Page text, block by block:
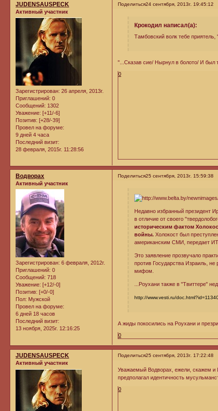
Поделиться24 сентября, 2013г. 19:45:12
JUDENSAUSPECK
Активный участник
Зарегистрирован: 26 апреля, 2013г.
Приглашений: 0
Сообщений: 1302
Уважение: [+11/-6]
Позитив: [+28/-39]
Провел на форуме:
9 дней 4 часа
Последний визит:
28 февраля, 2015г. 11:28:56
Крокодил написал(а):
Тамбовский волк тебе
"...Сказав сие/ Нырнул в болото/ И был
0
Поделиться25 сентября, 2013г. 15:59:38
Водворах
Активный участник
Зарегистрирован: 6 февраля, 2012г.
Приглашений: 0
Сообщений: 718
Уважение: [+12/-0]
Позитив: [+0/-0]
Пол: Мужской
Провел на форуме:
6 дней 18 часов
Последний визит:
13 ноября, 2025г. 12:16:25
Недавно избранный президент
в отличие от своего
историческим фактом
войны.Холокост был
американским СМИ, передает
Это заявление прозвучало
против Государства Израиль,
мифом.
...Роухани также в "Твиттере"
http://www.vesti.ru/
А жиды покосились на Роухани и
0
Поделиться25 сентября, 2013г. 17:22:48
JUDENSAUSPECK
Активный участник
Уважаемый Водворах, ежели, скажем и
предполагал идентичность
0